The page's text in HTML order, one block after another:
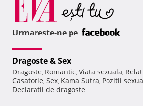
Urmareste-ne pe
Dragoste & Sex
Dragoste, Romantic, Viata sexuala,
Casatorie, Sex, Kama Sutra, Pozitii
Declaratii de dragoste